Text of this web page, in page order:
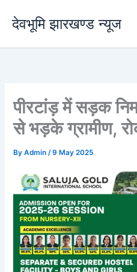
content
देवभूमि झारखण्ड न्यूज
पीरटांड़ में सड़क
से भड़के ग्रामीण,
ByAdmin/9 May 2025